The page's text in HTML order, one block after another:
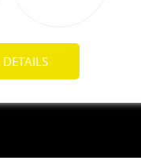
DETAILS